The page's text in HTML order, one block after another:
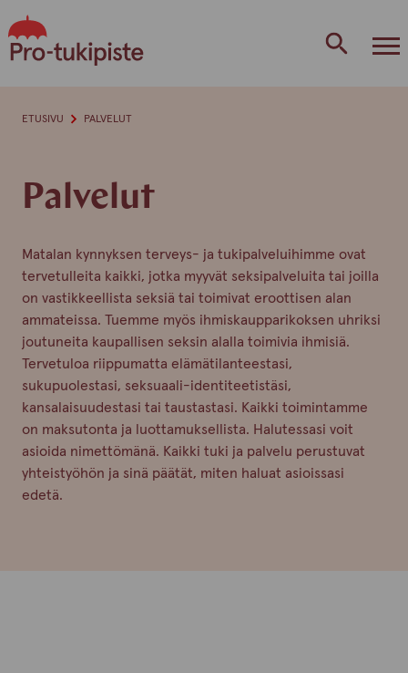
to
content
Palvelut
Matalan kynnyksen terveys- ja tukipalveluihimme ovat
tervetulleita kaikki, jotka myyvät seksipalveluita tai joilla
on vastikkeellista seksiä tai toimivat eroottisen alan
ammateissa. Tuemme myös ihmiskaupparikoksen uhriksi
joutuneita kaupallisen seksin alalla toimivia ihmisiä.
Tervetuloa riippumatta elämätilanteestasi,
sukupuolestasi, seksuaali-identiteetistäsi,
kansalaisuudestasi tai taustastasi. Kaikki toimintamme
on maksutonta ja luottamuksellista. Halutessasi voit
asioida nimettömänä. Kaikki tuki ja palvelu perustuvat
yhteistyöhön ja sinä päätät, miten haluat asioissasi
edetä.
ETUSIVU PALVELUT